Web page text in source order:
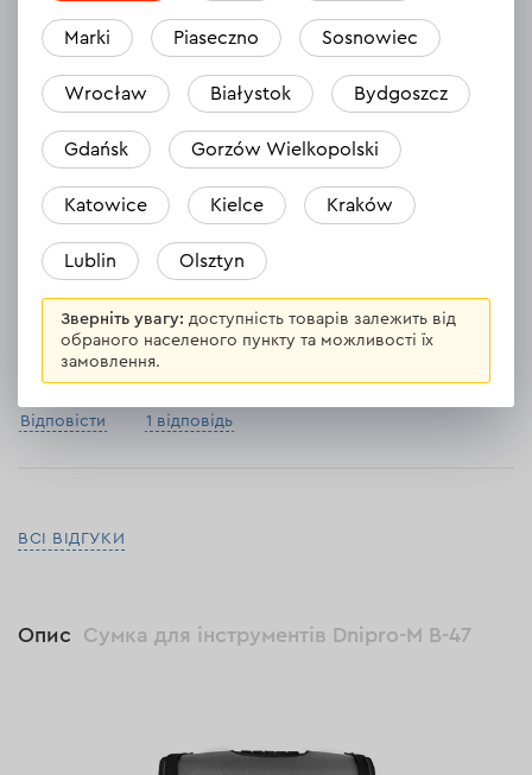
Karol
28.05.2024
wiem czy się nie skuszę na kolejną !!
Відповісти 1 відповідь
27.03.2024
Відповісти 1 відповідь
ВСІ ВІДГУКИ
Опис Сумка для інструментів Dnipro-M B-47
Marki Piaseczno Sosnowiec
Wrocław Białystok Bydgoszcz
Gdańsk Gorzów Wielkopolski
Katowice Kielce Kraków
Lublin Olsztyn
Зверніть увагу: доступність товарів залежить від
обраного населеного пункту та можливості їх
замовлення.